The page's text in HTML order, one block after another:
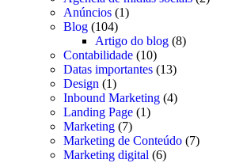
Anúncios (1)
Blog (104)
Artigo do blog (8)
Contabilidade (10)
Datas importantes (13)
Design (1)
Inbound Marketing (4)
Landing Page (1)
Marketing (7)
Marketing de Conteúdo (7)
Marketing digital (6)